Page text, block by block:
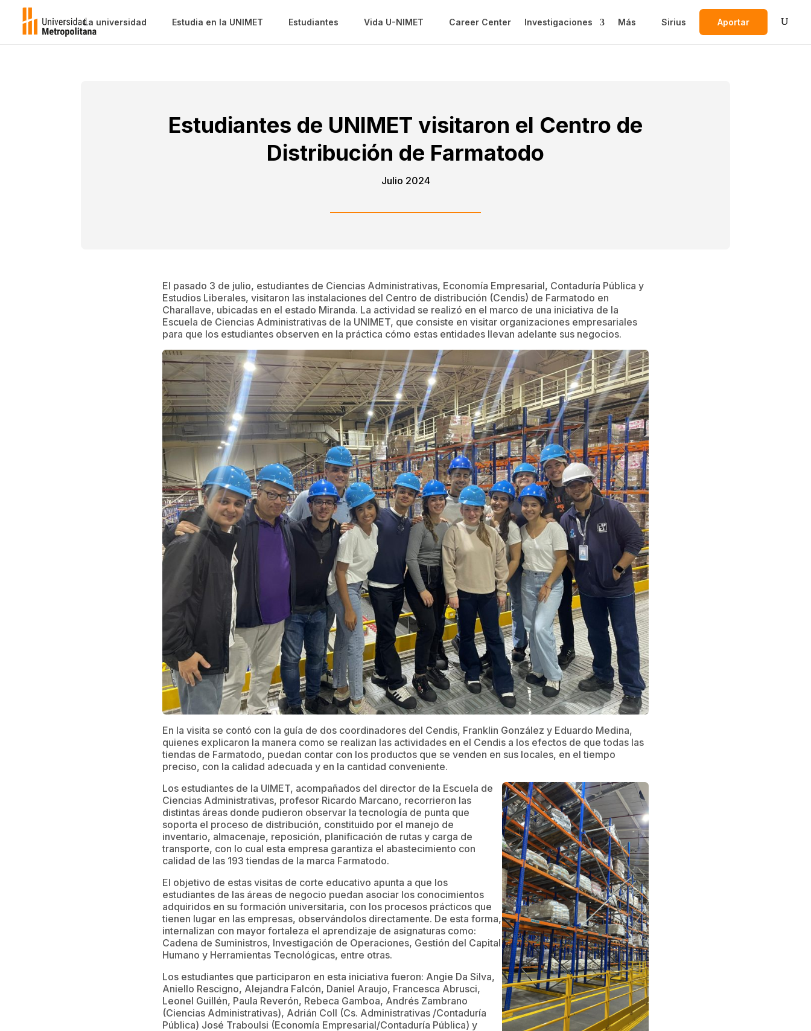
La universidad Estudia en la UNIMET Estudiantes Vida U-NIMET Career Center Investigaciones Más Sirius Aportar
Estudiantes de UNIMET visitaron el Centro de
Distribución de Farmatodo
Julio 2024
El pasado 3 de julio, estudiantes de Ciencias Administrativas, Economía Empresarial, Contaduría Pública y
Estudios Liberales, visitaron las instalaciones del Centro de distribución (Cendis) de Farmatodo en
Charallave, ubicadas en el estado Miranda. La actividad se realizó en el marco de una iniciativa de la
Escuela de Ciencias Administrativas de la UNIMET, que consiste en visitar organizaciones empresariales
para que los estudiantes observen en la práctica cómo estas entidades llevan adelante sus negocios.
En la visita se contó con la guía de dos coordinadores del Cendis, Franklin González y Eduardo Medina,
quienes explicaron la manera como se realizan las actividades en el Cendis a los efectos de que todas las
tiendas de Farmatodo, puedan contar con los productos que se venden en sus locales, en el tiempo
preciso, con la calidad adecuada y en la cantidad conveniente.
Los estudiantes de la UIMET, acompañados del director de la Escuela de
Ciencias Administrativas, profesor Ricardo Marcano, recorrieron las
distintas áreas donde pudieron observar la tecnología de punta que
soporta el proceso de distribución, constituido por el manejo de
inventario, almacenaje, reposición, planificación de rutas y carga de
transporte, con lo cual esta empresa garantiza el abastecimiento con
calidad de las 193 tiendas de la marca Farmatodo.
El objetivo de estas visitas de corte educativo apunta a que los
estudiantes de las áreas de negocio puedan asociar los conocimientos
adquiridos en su formación universitaria, con los procesos prácticos que
tienen lugar en las empresas, observándolos directamente. De esta forma,
internalizan con mayor fortaleza el aprendizaje de asignaturas como:
Cadena de Suministros, Investigación de Operaciones, Gestión del Capital
Humano y Herramientas Tecnológicas, entre otras.
Los estudiantes que participaron en esta iniciativa fueron: Angie Da Silva,
Aniello Rescigno, Alejandra Falcón, Daniel Araujo, Francesca Abrusci,
Leonel Guillén, Paula Reverón, Rebeca Gamboa, Andrés Zambrano
(Ciencias Administrativas), Adrián Coll (Cs. Administrativas /Contaduría
Pública) José Traboulsi (Economía Empresarial/Contaduría Pública) y